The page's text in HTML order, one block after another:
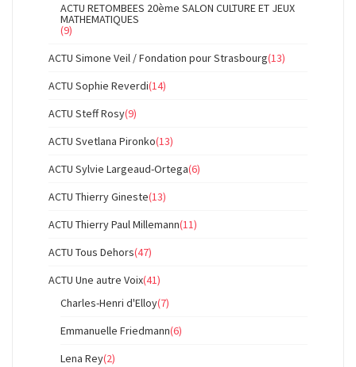
ACTU RETOMBEES 20ème SALON CULTURE ET JEUX
MATHEMATIQUES
(9)
ACTU Simone Veil / Fondation pour Strasbourg(13)
ACTU Sophie Reverdi(14)
ACTU Steff Rosy(9)
ACTU Svetlana Pironko(13)
ACTU Sylvie Largeaud-Ortega(6)
ACTU Thierry Gineste(13)
ACTU Thierry Paul Millemann(11)
ACTU Tous Dehors(47)
ACTU Une autre Voix(41)
Charles-Henri d'Elloy(7)
Emmanuelle Friedmann(6)
Lena Rey(2)